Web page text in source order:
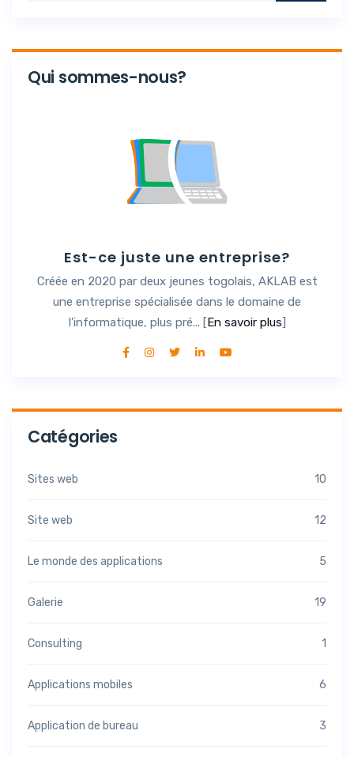
Qui sommes-nous?
Est-ce juste une entreprise?
Créée en 2020 par deux jeunes togolais, AKLAB est
une entreprise spécialisée dans le domaine de
l’informatique, plus pré... [En savoir plus]
Catégories
Sites web 10
Site web 12
Le monde des applications 5
Galerie 19
Consulting 1
Applications mobiles 6
Application de bureau 3